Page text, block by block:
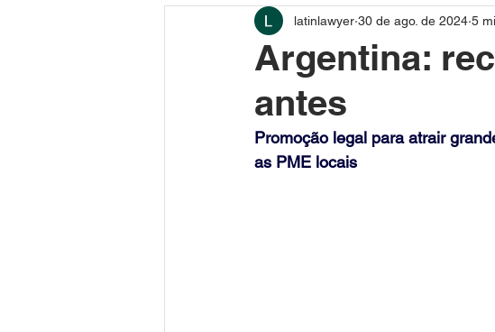
Argentina:
antes
latinlawyer 30 de ago. de 2024 5
Promoção legal para atrair
as PME locais